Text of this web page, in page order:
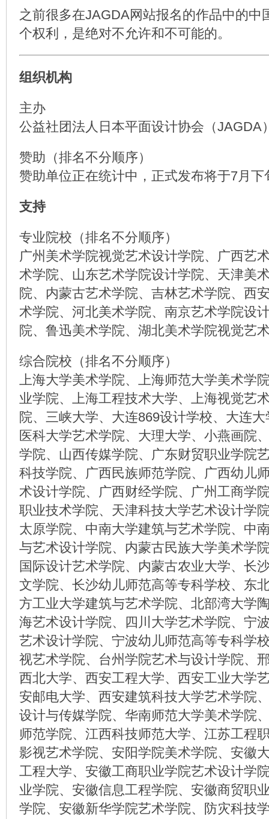
之前很多在JAGDA网站报名的作品中的中
个权利，是绝对不允许和不可能的。
组织机构
主办
公益社团法人日本平面设计协会（JAGDA
赞助（排名不分顺序）
赞助单位正在统计中，正式发布将于7月下
支持
专业院校（排名不分顺序）
广州美术学院视觉艺术设计学院、广西艺
术学院、山东艺术学院设计学院、天津美
院、内蒙古艺术学院、吉林艺术学院、西
术学院、河北美术学院、南京艺术学院设
院、鲁迅美术学院、湖北美术学院视觉艺
综合院校（排名不分顺序）
上海大学美术学院、上海师范大学美术学
业学院、上海工程技术大学、上海视觉艺
院、三峡大学、大连869设计学校、大连
医科大学艺术学院、大理大学、小燕画院
学院、山西传媒学院、广东财贸职业学院
科技学院、广西民族师范学院、广西幼儿
术设计学院、广西财经学院、广州工商学
职业技术学院、天津科技大学艺术设计学
太原学院、中南大学建筑与艺术学院、中
与艺术设计学院、内蒙古民族大学美术学
国际设计艺术学院、内蒙古农业大学、长
文学院、长沙幼儿师范高等专科学校、东
方工业大学建筑与艺术学院、北部湾大学
海艺术设计学院、四川大学艺术学院、宁
艺术设计学院、宁波幼儿师范高等专科学
视艺术学院、台州学院艺术与设计学院、
西北大学、西安工程大学、西安工业大学
安邮电大学、西安建筑科技大学艺术学院
设计与传媒学院、华南师范大学美术学院
师范学院、江西科技师范大学、江苏工程
影视艺术学院、安阳学院美术学院、安徽
工程大学、安徽工商职业学院艺术设计学
业学院、安徽信息工程学院、安徽商贸职
学院、安徽新华学院艺术学院、防灾科技